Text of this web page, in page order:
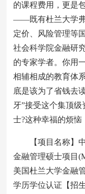
的课程费用，更是
——既有杜兰大学弗
定价、风险管理等
社会科学院金融研
的专家学者。你用
相辅相成的教育体
底是该为了省钱去
牙”接受这个集顶
士?这种幸福的烦恼
【项目名称】中
金融管理硕士项目
美国杜兰大学金融
学历学位认证【招